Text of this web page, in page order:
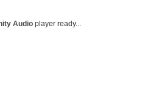
Audio player ready...